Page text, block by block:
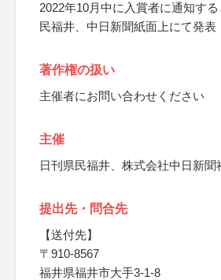
2022年10月中に入賞者に通知す
民福井、中日新聞紙面上にて発表
著作権の扱い
主催者にお問い合わせください
主催
日刊県民福井、株式会社中日新聞
提出先・問合先
【送付先】
〒910-8567
福井県福井市大手3-1-8